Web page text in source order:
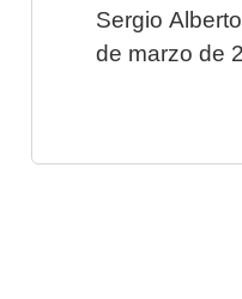
Sergio
de marzo de